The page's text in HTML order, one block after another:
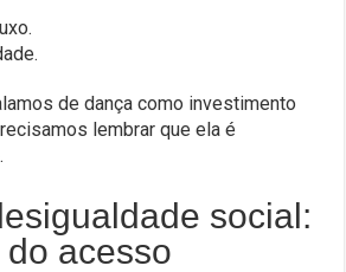
de dança como investimento
lembrar que ela é
social:
acesso